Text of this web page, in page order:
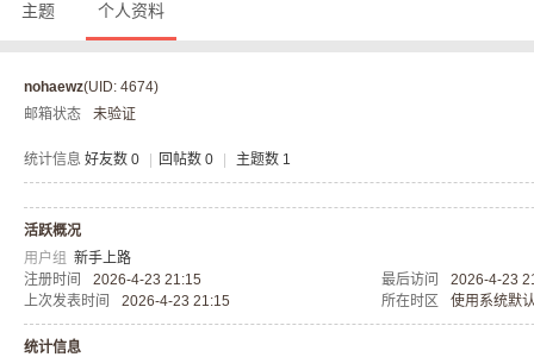
主题 个人资料
nohaewz(UID: 4674)
邮箱状态
未验证
统计信息 好友数 0 回帖数 0 主题数 1
活跃概况
用户组 新手上路
注册时间
2026-4-23 21:15 最后访问
2026-4-23
上次发表时间
2026-4-23 21:15 所在时区 使用系统默
统计信息